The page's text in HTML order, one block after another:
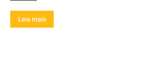
Leia mais